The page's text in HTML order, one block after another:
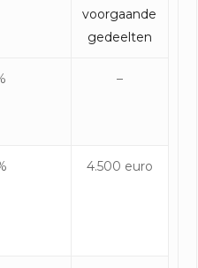
voorgaande
gedeelten
–
4.500 euro